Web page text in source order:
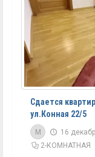
Сдается
ул.Конная 22/5
M 16
2-КОМНАТНАЯ